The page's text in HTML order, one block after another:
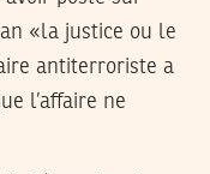
«la justice ou le
antiterroriste a
l’affaire ne